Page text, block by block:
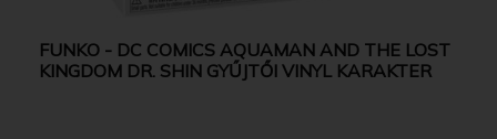
FUNKO - DC COMICS AQUAMAN AND THE LOST
KINGDOM DR. SHIN GYŰJTŐI VINYL KARAKTER